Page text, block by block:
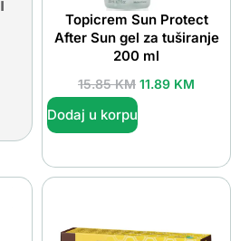
Topicrem Sun Protect
After Sun gel za tuširanje
200 ml
15.85KM 11.89 KM
Dodaj u korpu